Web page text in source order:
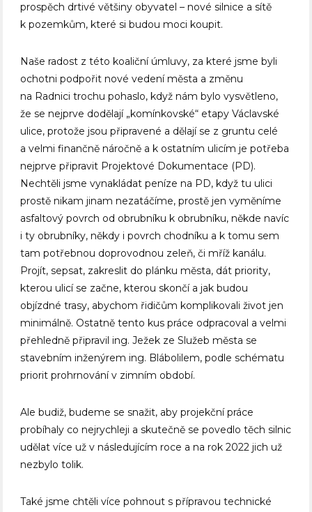
prospěch drtivé většiny obyvatel – nové silnice a sítě
k pozemkům, které si budou moci koupit.
Naše radost z této koaliční úmluvy, za které jsme byli
ochotni podpořit nové vedení města a změnu
na Radnici trochu pohaslo, když nám bylo vysvětleno,
že se nejprve dodělají „komínkovské“ etapy Václavské
ulice, protože jsou připravené a dělají se z gruntu celé
a velmi finančně náročně a k ostatním ulicím je potřeba
nejprve připravit Projektové Dokumentace (PD).
Nechtěli jsme vynakládat peníze na PD, když tu ulici
prostě nikam jinam nezatáčíme, prostě jen vyměníme
asfaltový povrch od obrubníku k obrubníku, někde navíc
i ty obrubníky, někdy i povrch chodníku a k tomu sem
tam potřebnou doprovodnou zeleň, či mříž kanálu.
Projít, sepsat, zakreslit do plánku města, dát priority,
kterou ulicí se začne, kterou skončí a jak budou
objízdné trasy, abychom řidičům komplikovali život jen
minimálně. Ostatně tento kus práce odpracoval a velmi
přehledně připravil ing. Ježek ze Služeb města se
stavebním inženýrem ing. Blábolilem, podle schématu
priorit prohrnování v zimním období.
Ale budiž, budeme se snažit, aby projekční práce
probíhaly co nejrychleji a skutečně se povedlo těch silnic
udělat více už v následujícím roce a na rok 2022 jich už
nezbylo tolik.
Také jsme chtěli více pohnout s přípravou technické